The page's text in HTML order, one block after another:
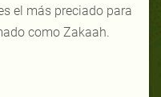
el más preciado para
como Zakaah.